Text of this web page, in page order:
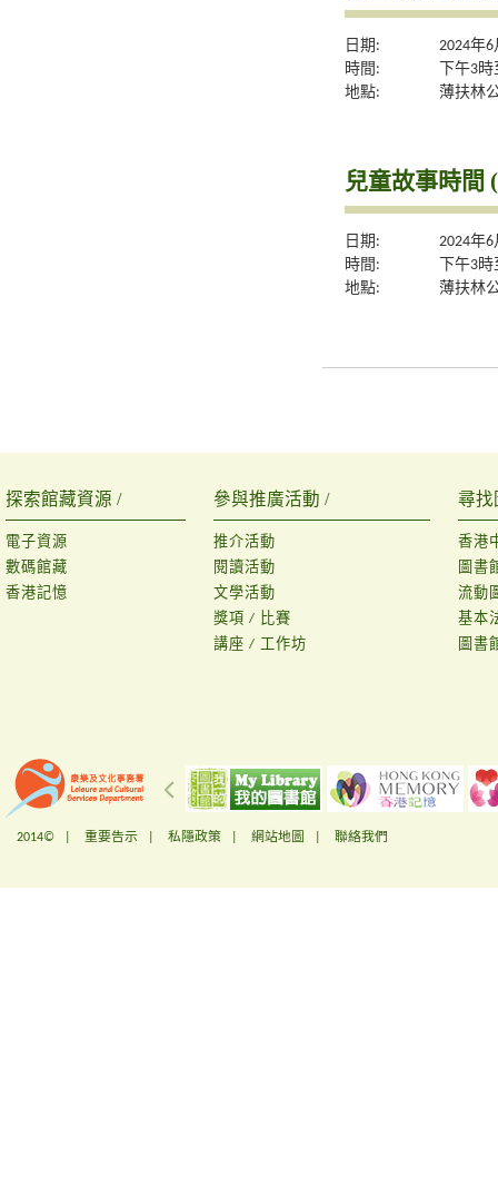
日期:
2024年
時間:
下午3
地點:
薄扶林
兒童故事時間
日期:
2024年
時間:
下午3
地點:
薄扶林
探索館藏資源 /
電子資源
數碼館藏
香港記憶
參與推廣活動 /
推介活動
閱讀活動
文學活動
獎項 / 比賽
講座 / 工作坊
尋找
香港
圖書
流動
基本
圖書
2014© | 重要告示 私隱政策 網站地圖 聯絡我們